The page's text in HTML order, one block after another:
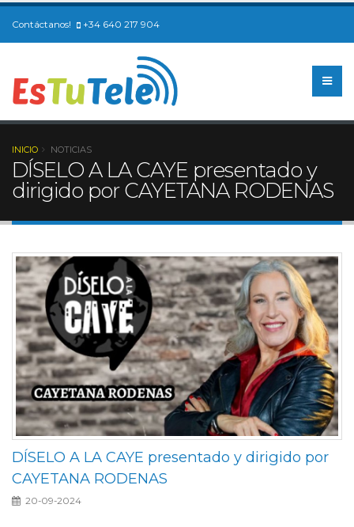
Contáctanos! +34 640 217 904
INICIO NOTICIAS
DÍSELO A LA CAYE presentado y
dirigido por CAYETANA RODENAS
DÍSELO A LA CAYE presentado y dirigido por
CAYETANA RODENAS
20-09-2024